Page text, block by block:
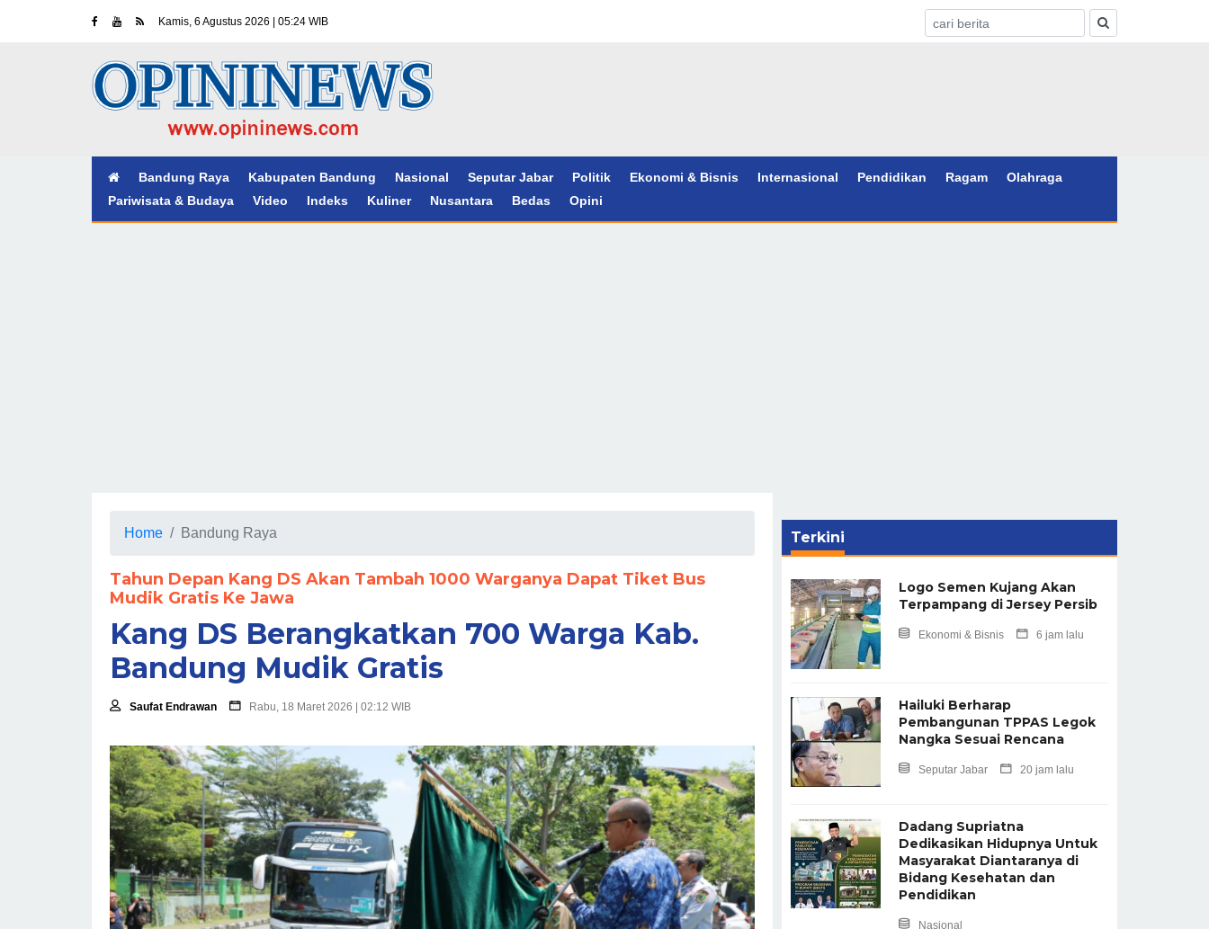
Kamis, 6 Agustus 2026 | 05:24 WIB
Bandung Raya Kabupaten Bandung Nasional Seputar Jabar Politik Ekonomi & Bisnis Internasional Pendidikan Ragam
Olahraga
Pariwisata & Budaya
Video Indeks Kuliner Nusantara Bedas Opini
Home Bandung Raya
Tahun Depan Kang DS Akan Tambah 1000 Warganya Dapat Tiket Bus
Mudik Gratis Ke Jawa
Kang DS Berangkatkan 700 Warga Kab.
Bandung Mudik Gratis
Saufat Endrawan Rabu, 18 Maret 2026 | 02:12 WIB
Terkini
Logo Semen Kujang Akan
Terpampang di Jersey Persib
Ekonomi & Bisnis 6 jam lalu
Hailuki Berharap
Pembangunan TPPAS Legok
Nangka Sesuai Rencana
Seputar Jabar 20 jam lalu
Dadang Supriatna
Dedikasikan Hidupnya Untuk
Masyarakat Diantaranya di
Bidang Kesehatan dan
Pendidikan
Nasional